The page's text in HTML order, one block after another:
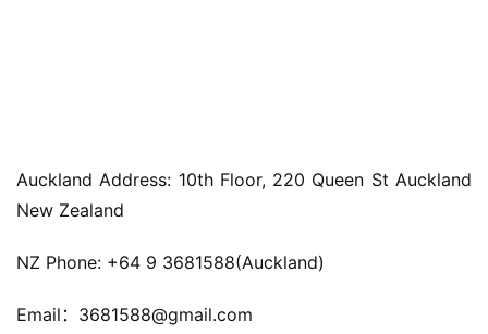
Auckland Address: 10th Floor, 220 Queen St Auckland
New Zealand
NZ Phone: +64 9 3681588(Auckland)
Email：3681588@gmail.com